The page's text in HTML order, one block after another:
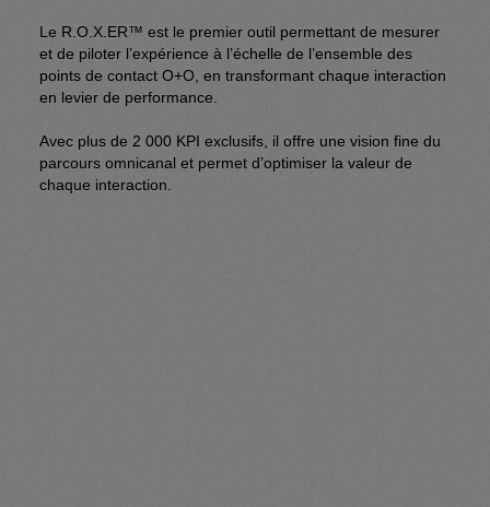
Le R.O.X.ER™️ est le premier outil permettant de mesurer
et de piloter l’expérience à l’échelle de l’ensemble des
points de contact O+O, en transformant chaque interaction
en levier de performance.
Avec plus de 2 000 KPI exclusifs, il offre une vision fine du
parcours omnicanal et permet d’optimiser la valeur de
chaque interaction.